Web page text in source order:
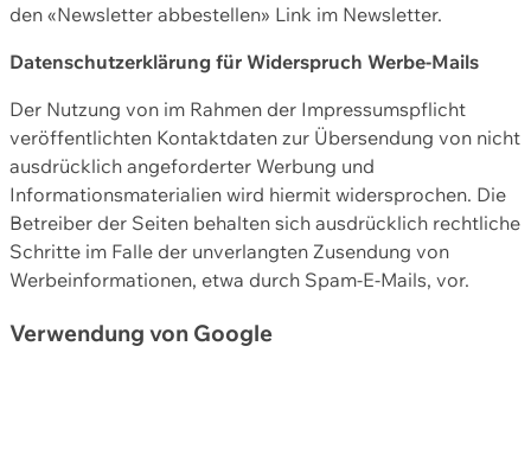
den «Newsletter abbestellen» Link im Newsletter.
Datenschutzerklärung für Widerspruch Werbe-Mails
Der Nutzung von im Rahmen der Impressumspflicht
veröffentlichten Kontaktdaten zur Übersendung von nicht
ausdrücklich angeforderter Werbung und
Informationsmaterialien wird hiermit widersprochen. Die
Betreiber der Seiten behalten sich ausdrücklich rechtliche
Schritte im Falle der unverlangten Zusendung von
Werbeinformationen, etwa durch Spam-E-Mails, vor.
Verwendung von Google